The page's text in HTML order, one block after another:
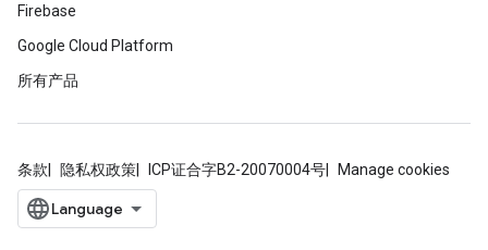
Firebase
Google Cloud Platform
所有产品
条款 隐私权政策 ICP证合字B2-20070004号 Manage cookies